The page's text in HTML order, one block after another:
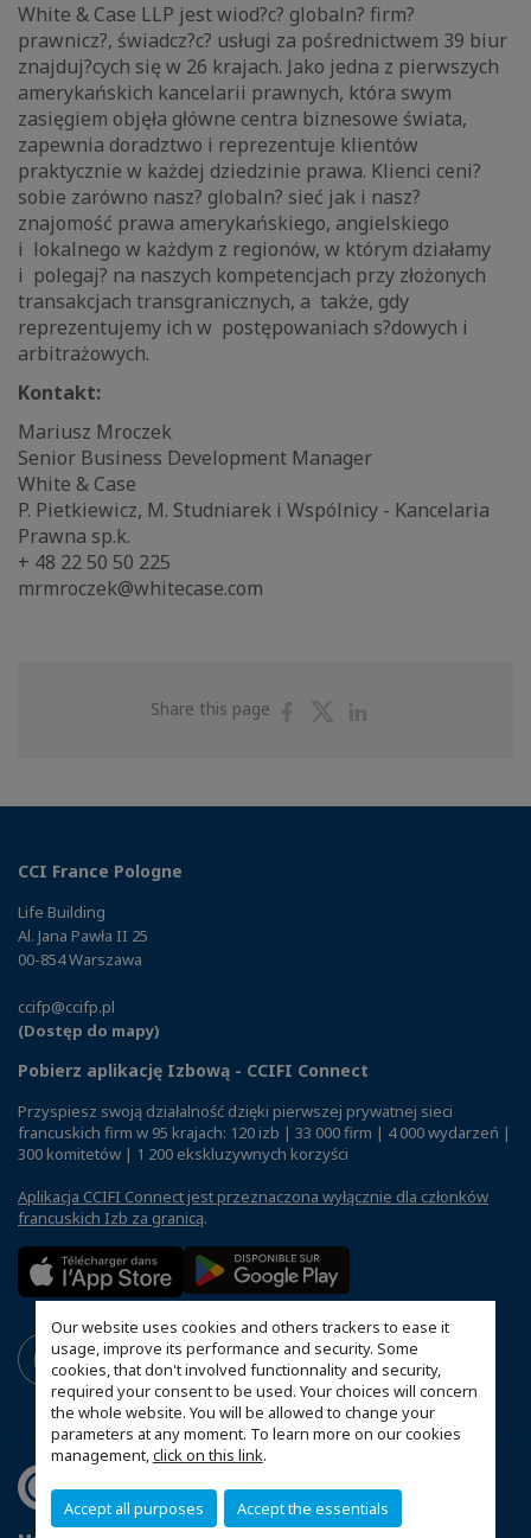
Our website uses cookies and others trackers to ease it
usage, improve its performance and security. Some
cookies, that don't involved functionnality and security,
required your consent to be used. Your choices will concern
the whole website. You will be allowed to change your
parameters at any moment. To learn more on our cookies
management,click on this link.
Accept all purposes Accept the essentials
White & Case LLP jest wiod?c? globaln? firm?
prawnicz?, świadcz?c? usługi za pośrednictwem 39 biur
znajduj?cych się w 26 krajach. Jako jedna z pierwszych
amerykańskich kancelarii prawnych, która swym
zasięgiem objęła główne centra biznesowe świata,
zapewnia doradztwo i reprezentuje klientów
praktycznie w każdej dziedzinie prawa. Klienci ceni?
sobie zarówno nasz? globaln? sieć jak i nasz?
znajomość prawa amerykańskiego, angielskiego
i lokalnego w każdym z regionów, w którym działamy
i polegaj? na naszych kompetencjach przy złożonych
transakcjach transgranicznych, a także, gdy
reprezentujemy ich w postępowaniach s?dowych i
arbitrażowych.
Kontakt:
Mariusz Mroczek
Senior Business Development Manager
White & Case
P. Pietkiewicz, M. Studniarek i Wspólnicy - Kancelaria
Prawna sp.k.
+ 48 22 50 50 225
mrmroczek@whitecase.com
Share this page
ShareShare
CCI France Pologne
Life Building
Al. Jana Pawła II 25
00-854 Warszawa
ccifp@ccifp.pl
(Dostęp do mapy)
Pobierz aplikację Izbową - CCIFI Connect
Przyspiesz swoją działalność dzięki pierwszej prywatnej sieci
francuskich firm w 95 krajach: 120 izb | 33 000 firm | 4 000 wydarzeń |
300 komitetów | 1 200 ekskluzywnych korzyści
Aplikacja CCIFI Connect jest przeznaczona wyłącznie dla członków
francuskich Izb za granicą.